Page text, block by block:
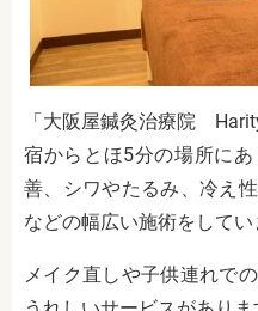
「大阪屋鍼灸治療院
宿からとほ5分の場所に
善、シワやたるみ、冷え
などの幅広い施術をしてい
メイク直しや子供連れで